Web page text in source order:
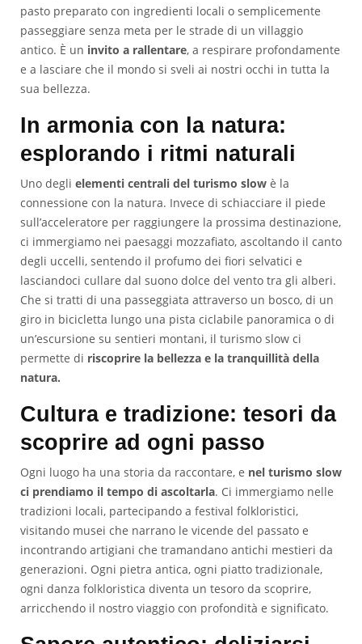
pasto preparato con ingredienti locali o semplicemente
passeggiare senza meta per le strade di un villaggio
antico. È un invito a rallentare, a respirare profondamente
e a lasciare che il mondo si sveli ai nostri occhi in tutta la
sua bellezza.
In armonia con la natura:
esplorando i ritmi naturali
Uno degli elementi centrali del turismo slow è la
connessione con la natura. Invece di schiacciare il piede
sull’acceleratore per raggiungere la prossima destinazione,
ci immergiamo nei paesaggi mozzafiato, ascoltando il canto
degli uccelli, sentendo il profumo dei fiori selvatici e
lasciandoci cullare dal suono dolce del vento tra gli alberi.
Che si tratti di una passeggiata attraverso un bosco, di un
giro in bicicletta lungo una pista ciclabile panoramica o di
un’escursione su sentieri montani, il turismo slow ci
permette di riscoprire la bellezza e la tranquillità della
natura.
Cultura e tradizione: tesori da
scoprire ad ogni passo
Ogni luogo ha una storia da raccontare, e nel turismo slow
ci prendiamo il tempo di ascoltarla. Ci immergiamo nelle
tradizioni locali, partecipando a festival folkloristici,
visitando musei che narrano le vicende del passato e
incontrando artigiani che tramandano antichi mestieri da
generazioni. Ogni pietra antica, ogni piatto tradizionale,
ogni danza folkloristica diventa un tesoro da scoprire,
arricchendo il nostro viaggio con profondità e significato.